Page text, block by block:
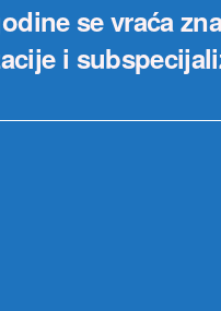
se vraća
i